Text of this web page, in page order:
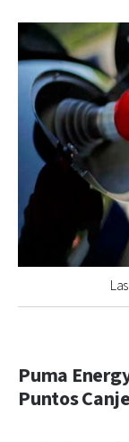
Puma
Puntos